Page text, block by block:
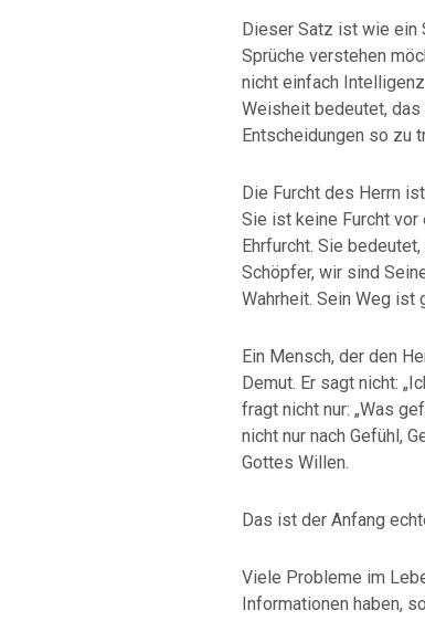
Dieser Satz ist wie ein
Sprüche verstehen
nicht einfach
Weisheit bedeutet, das
Entscheidungen so zu
Die Furcht des Herrn
Sie ist keine Furcht vor
Ehrfurcht. Sie
Schöpfer, wir sind
Wahrheit. Sein Weg ist
Ein Mensch, der den
Demut. Er sagt nicht:
fragt nicht nur: „Was
nicht nur nach Gefühl,
Gottes Willen.
Das ist der Anfang
Viele Probleme im
Informationen haben,